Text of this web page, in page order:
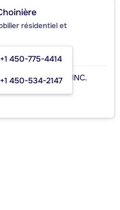
résidentiel et
+1 450-775-4414
+1 450-534-2147
PROFESSIONNEL INC.